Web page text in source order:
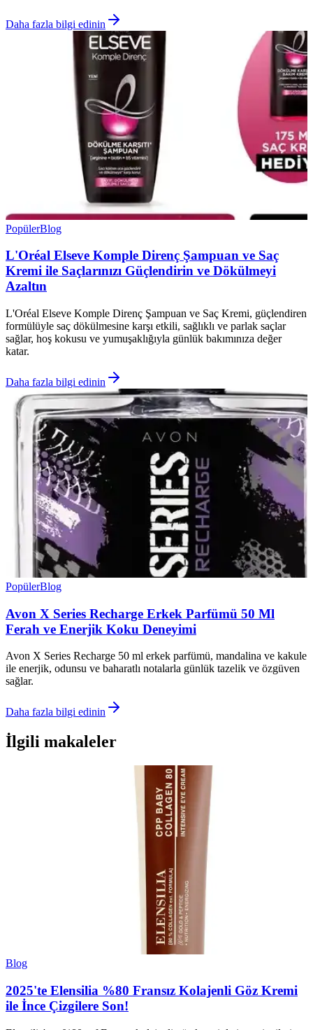
Daha fazla bilgi edinin
PopülerBlog
L'Oréal Elseve Komple Direnç Şampuan ve Saç
Kremi ile Saçlarınızı Güçlendirin ve Dökülmeyi
Azaltın
L'Oréal Elseve Komple Direnç Şampuan ve Saç Kremi, güçlendiren
formülüyle saç dökülmesine karşı etkili, sağlıklı ve parlak saçlar
sağlar, hoş kokusu ve yumuşaklığıyla günlük bakımınıza değer
katar.
Daha fazla bilgi edinin
PopülerBlog
Avon X Series Recharge Erkek Parfümü 50 Ml
Ferah ve Enerjik Koku Deneyimi
Avon X Series Recharge 50 ml erkek parfümü, mandalina ve kakule
ile enerjik, odunsu ve baharatlı notalarla günlük tazelik ve özgüven
sağlar.
Daha fazla bilgi edinin
İlgili makaleler
Blog
2025'te Elensilia %80 Fransız Kolajenli Göz Kremi
ile İnce Çizgilere Son!